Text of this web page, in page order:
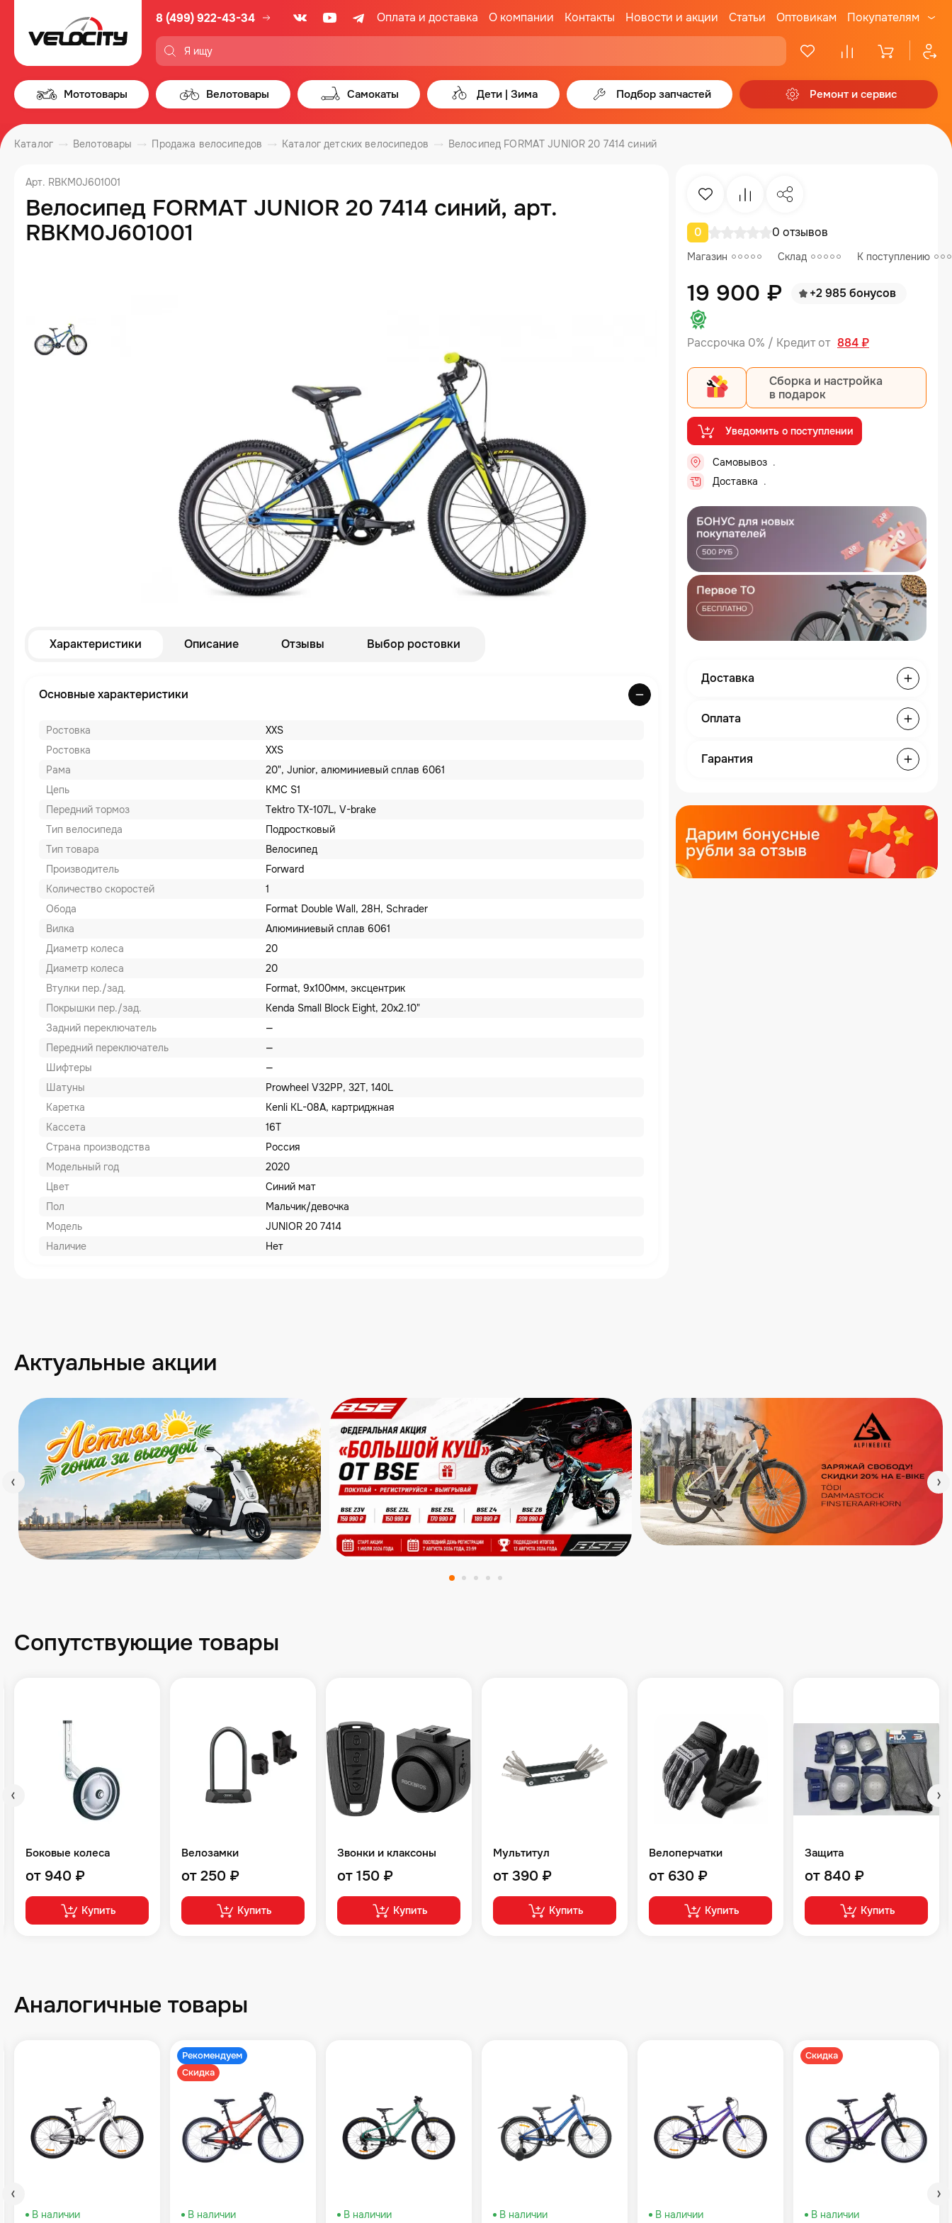
8 (499) 922-43-34 Оплата и доставка О компании Контакты Новости и акции Статьи Оптовикам Покупателям
Мототовары Велотовары Самокаты Дети | Зима Подбор запчастей Ремонт и сервис
Каталог Велотовары Продажа велосипедов Каталог детских велосипедов Велосипед FORMAT JUNIOR 20 7414 синий
Арт. RBKM0J601001
Велосипед FORMAT JUNIOR 20 7414 синий, арт.
RBKM0J601001
ИзбранноеСравнениеПоделиться
0 0 отзывов
Магазин Склад К поступлению
19 900 ₽ +2 985 бонусов
Рассрочка 0% / Кредит от 884 ₽
Сборка и настройка
в подарок
Уведомить о поступлении
Самовывоз
Доставка
Доставка
Оплата
Гарантия
Характеристики Описание Отзывы Выбор ростовки
Основные характеристики
Ростовка
XXS
Ростовка
XXS
Рама
20", Junior, алюминиевый сплав 6061
Цепь
KMC S1
Передний тормоз
Tektro TX-107L, V-brake
Тип велосипеда
Подростковый
Тип товара
Велосипед
Производитель
Forward
Количество скоростей
1
Обода
Format Double Wall, 28Н, Schrader
Вилка
Алюминиевый сплав 6061
Диаметр колеса
20
Диаметр колеса
20
Втулки пер./зад.
Format, 9x100мм, эксцентрик
Покрышки пер./зад.
Kenda Small Block Eight, 20x2.10"
Задний переключатель
—
Передний переключатель
—
Шифтеры
—
Шатуны
Prowheel V32PP, 32T, 140L
Каретка
Kenli KL-08A, картриджная
Кассета
16T
Страна производства
Россия
Модельный год
2020
Цвет
Синий мат
Пол
Мальчик/девочка
Модель
JUNIOR 20 7414
Наличие
Нет
Актуальные акции
Сопутствующие товары
Боковые колеса
от 940 ₽
Купить
Велозамки
от 250 ₽
Купить
Звонки и клаксоны
от 150 ₽
Купить
Мультитул
от 390 ₽
Купить
Велоперчатки
от 630 ₽
Купить
Защита
от 840 ₽
Купить
Аналогичные товары
В наличии
Рекомендуем
Скидка
В наличии
В наличии
В наличии
В наличии
Скидка
В наличии